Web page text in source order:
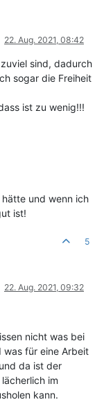
22. Aug. 2021, 08:42
sind, dadurch
sogar die Freiheit
ist zu wenig!!!
und wenn ich
ist!
5
22. Aug. 2021, 09:32
nicht was bei
was für eine Arbeit
da ist der
im
kann.